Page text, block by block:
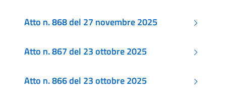
Atto n. 868 del 27 novembre 2025
Atto n. 867 del 23 ottobre 2025
Atto n. 866 del 23 ottobre 2025